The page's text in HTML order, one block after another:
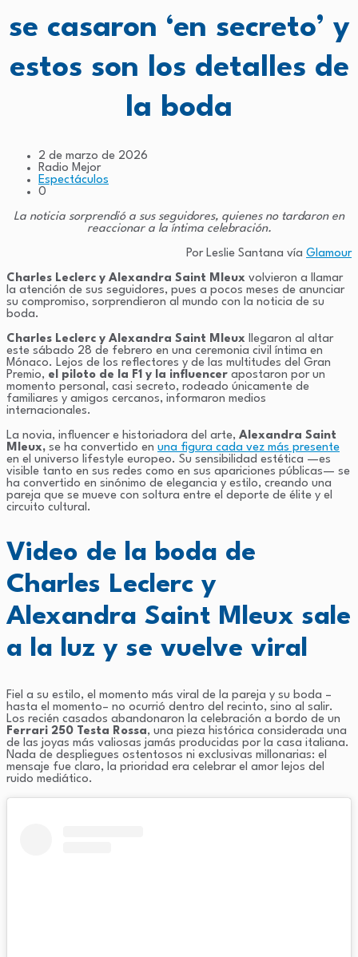
se casaron ‘en secreto’ y
estos son los detalles de
la boda
2 de marzo de 2026
Radio Mejor
Espectáculos
0
La noticia sorprendió a sus seguidores, quienes no tardaron en
reaccionar a la íntima celebración.
Por Leslie Santana vía Glamour
Charles Leclerc y Alexandra Saint Mleux volvieron a llamar
la atención de sus seguidores, pues a pocos meses de anunciar
su compromiso, sorprendieron al mundo con la noticia de su
boda.
Charles Leclerc y Alexandra Saint Mleux llegaron al altar
este sábado 28 de febrero en una ceremonia civil íntima en
Mónaco. Lejos de los reflectores y de las multitudes del Gran
Premio, el piloto de la F1 y la influencer apostaron por un
momento personal, casi secreto, rodeado únicamente de
familiares y amigos cercanos, informaron medios
internacionales.
La novia, influencer e historiadora del arte, Alexandra Saint
Mleux, se ha convertido en una figura cada vez más presente
en el universo lifestyle europeo. Su sensibilidad estética —es
visible tanto en sus redes como en sus apariciones públicas— se
ha convertido en sinónimo de elegancia y estilo, creando una
pareja que se mueve con soltura entre el deporte de élite y el
circuito cultural.
Video de la boda de
Charles Leclerc y
Alexandra Saint Mleux sale
a la luz y se vuelve viral
Fiel a su estilo, el momento más viral de la pareja y su boda –
hasta el momento– no ocurrió dentro del recinto, sino al salir.
Los recién casados abandonaron la celebración a bordo de un
Ferrari 250 Testa Rossa, una pieza histórica considerada una
de las joyas más valiosas jamás producidas por la casa italiana.
Nada de despliegues ostentosos ni exclusivas millonarias: el
mensaje fue claro, la prioridad era celebrar el amor lejos del
ruido mediático.